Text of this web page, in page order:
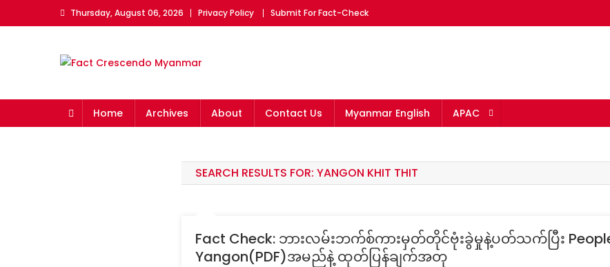
to
Thursday, August 06, 2026 Privacy Policy Submit For Fact-Check
Home Archives About Contact Us Myanmar English APAC
SEARCH RESULTS FOR: YANGON KHIT THIT
Fact Check: ဘားလမ်းဘက်စ်ကားမှတ်တိုင်ဗုံးခွဲမှုနဲ့ပတ်သက်ပြီး People
Yangon(PDF)အမည်နဲ့ ထုတ်ပြန်ချက်အတု